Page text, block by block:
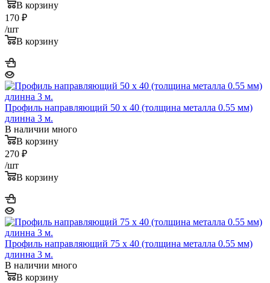
В корзину
170 ₽
/шт
В корзину
Профиль направляющий 50 x 40 (толщина металла 0.55 мм)
длинна 3 м.
В наличии много
В корзину
270 ₽
/шт
В корзину
Профиль направляющий 75 x 40 (толщина металла 0.55 мм)
длинна 3 м.
В наличии много
В корзину